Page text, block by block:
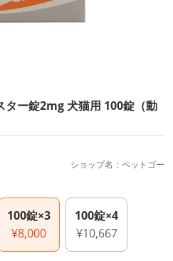
ター錠2mg 犬猫用 100錠（動
ショップ名：ペットゴー
100錠×3
¥8,000
100錠×4
¥10,667